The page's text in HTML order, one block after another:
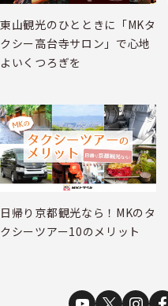
東山観光のひとときに「MKタ
クシー高台寺サロン」で心地
よいくつろぎを
日帰り京都観光なら！MKのタ
クシーツアー10のメリット